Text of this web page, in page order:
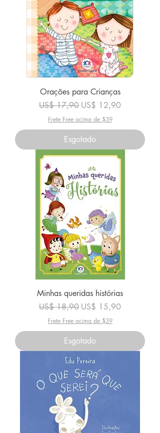
Orações para Crianças
Preço normal
US$ 17,90 Preço promocional
US$ 12,90
Frete Free acima de $39
Esgotado
Minhas queridas histórias
Preço normal
US$ 18,90 Preço promocional
US$ 15,90
Frete Free acima de $39
Esgotado